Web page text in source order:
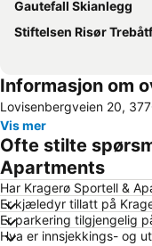
Gautefall Skianlegg
Stiftelsen Risør
Informasjon om
Lovisenbergveien 20,
Vis mer
Ofte stilte
Apartments
Har Kragerø Sportell &
Er kjæledyr tillatt på
Er parkering tilgjengelig
Hva er innsjekkings- og